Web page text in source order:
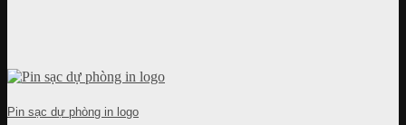
Pin sạc dự phòng in logo